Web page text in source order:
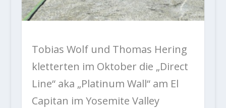
Tobias Wolf und Thomas Hering
kletterten im Oktober die „Direct
Line“ aka „Platinum Wall“ am El
Capitan im Yosemite Valley